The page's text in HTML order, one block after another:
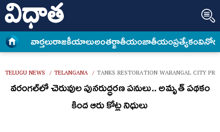
వార్త‌లురాజకీయాలుఅంత‌ర్జాతీయంజాతీయంప్రత్యేకం
TELUGU NEWS / TELANGANA / TANKS RESTORATION WARANGAL CITY
వరంగల్‌లో చెరువుల పునరుద్ధరణ పనులు.. అమృత్ పథకం
కింద ఆరు కోట్ల నిధులు